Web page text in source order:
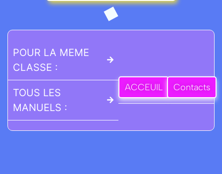
POUR LA MEME
CLASSE :
TOUS LES
MANUELS :
ACCEUIL Contacts